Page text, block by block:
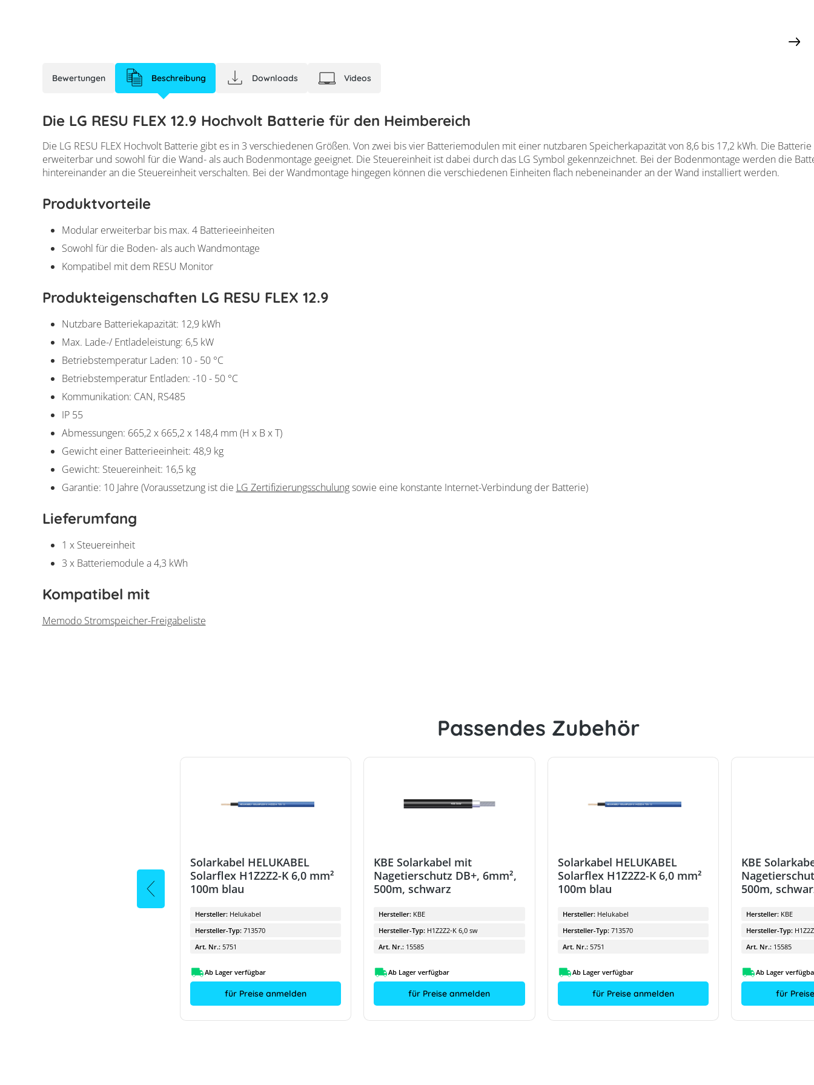
Bewertungen Beschreibung Downloads Videos
Die LG RESU FLEX 12.9 Hochvolt Batterie für den Heimbereich
Die LG RESU FLEX Hochvolt Batterie gibt es in 3 verschiedenen Größen. Von zwei bis vier Batteriemodulen mit einer nutzbaren Speicherkapazität von 8,6 bis 17,2 kWh. Die
erweiterbar und sowohl für die Wand- als auch Bodenmontage geeignet. Die Steuereinheit ist dabei durch das LG Symbol gekennzeichnet. Bei der Bodenmontage werden die
hintereinander an die Steuereinheit verschalten. Bei der Wandmontage hingegen können die verschiedenen Einheiten flach nebeneinander an der Wand installiert werden.
Produktvorteile
Modular erweiterbar bis max. 4 Batterieeinheiten
Sowohl für die Boden- als auch Wandmontage
Kompatibel mit dem RESU Monitor
Produkteigenschaften LG RESU FLEX 12.9
Nutzbare Batteriekapazität: 12,9 kWh
Max. Lade-/ Entladeleistung: 6,5 kW
Betriebstemperatur Laden: 10 - 50 °C
Betriebstemperatur Entladen: -10 - 50 °C
Kommunikation: CAN, RS485
IP 55
Abmessungen: 665,2 x 665,2 x 148,4 mm (H x B x T)
Gewicht einer Batterieeinheit: 48,9 kg
Gewicht: Steuereinheit: 16,5 kg
Garantie: 10 Jahre (Voraussetzung ist die LG Zertifizierungsschulungsowie eine konstante Internet-Verbindung der Batterie)
Lieferumfang
1 x Steuereinheit
3 x Batteriemodule a 4,3 kWh
Kompatibel mit
Memodo Stromspeicher-Freigabeliste
Passendes Zubehör
Nagetierschutz DB+, 6mm²,
Solarkabel HELUKABEL
Solarflex H1Z2Z2-K 6,0 mm²
100m blau
Hersteller: Helukabel
Hersteller-Typ: 713570
Art. Nr.: 5751
Ab Lager verfügbar
für Preise anmelden
KBE Solarkabel mit
Nagetierschutz DB+, 6mm²,
500m, schwarz
Hersteller: KBE
Hersteller-Typ: H1Z2Z2-K 6,0 sw
Art. Nr.: 15585
Ab Lager verfügbar
für Preise anmelden
Solarkabel HELUKABEL
Solarflex H1Z2Z2-K 6,0 mm²
100m blau
Hersteller: Helukabel
Hersteller-Typ: 713570
Art. Nr.: 5751
Ab Lager verfügbar
für Preise anmelden
KBE
500m,
Hersteller: KBE
Hersteller-Typ:
Art. Nr.: 15585
Ab Lager
für